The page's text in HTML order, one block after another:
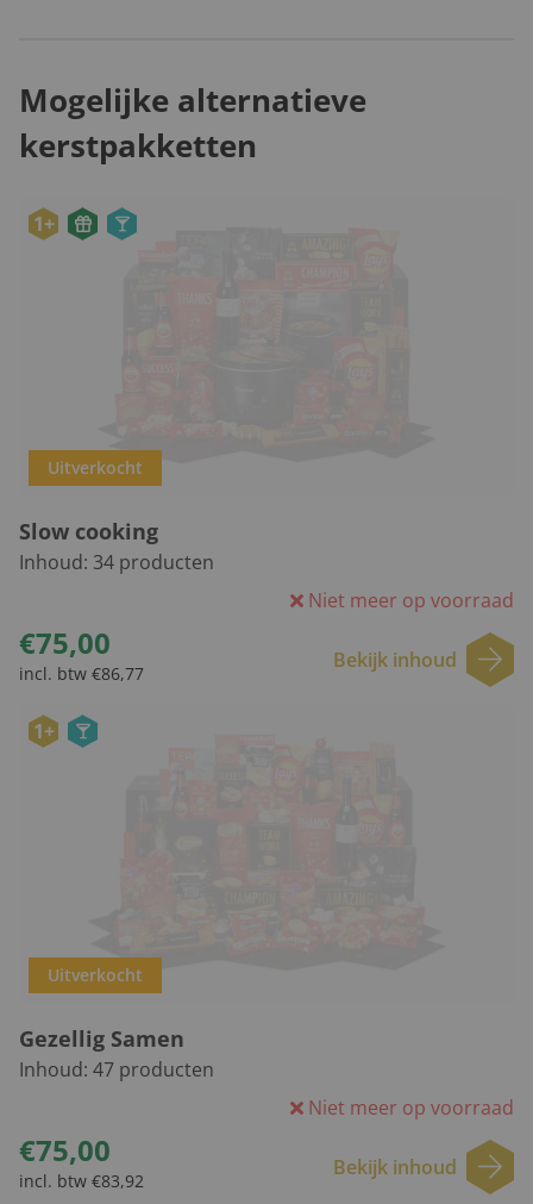
Mogelijke alternatieve
kerstpakketten
1+
Uitverkocht
Slow cooking
Inhoud: 34 producten
Niet meer op voorraad
€75,00
incl. btw €86,77
Bekijk inhoud
1+
Uitverkocht
Gezellig Samen
Inhoud: 47 producten
Niet meer op voorraad
€75,00
incl. btw €83,92
Bekijk inhoud